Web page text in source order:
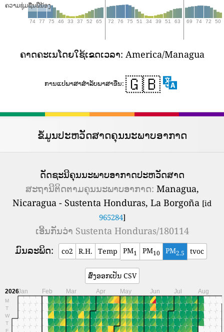
ຄວາມຊຸ່ມຊື່ນພີ່ນ້ອງ
74 77 75 46 33 37 52 65 72 76 75 51 34 39 51 63 69 74 72 50
ຄາດ​ຄະ​ເນ​ໂດຍ​ໃຊ້​ເຂດ​ເວ​ລາ​: America/Managua
ການ​ແປ​ພາ​ສາ​ສໍາ​ລັບ​ພາ​ສາ​ອື່ນ​: 🇬🇧
ຂໍ້ມູນປະຫວັດສາດຄຸນນະພາບອາກາດ
ດັດຊະນີຄຸນນະພາບອາກາດປະຫວັດສາດ
ສະ​ຖາ​ນີ​ຕິດ​ຕາມ​ຄຸນ​ນະ​ພາບ​ອາ​ກາດ​: Managua,
Nicaragua - Sustenta Honduras, La Borgoña [id
965284]
ເອີ້ນກັນວ່າ Sustenta Honduras/180114
ມົນລະພິດ:
co2 R.H. Temp PM1 PM10 PM2.5 tvoc
ສົ່ງອອກເປັນ CSV
2026
M
T
W
T
F
Jan Feb Mar Apr May Jun Jul Aug